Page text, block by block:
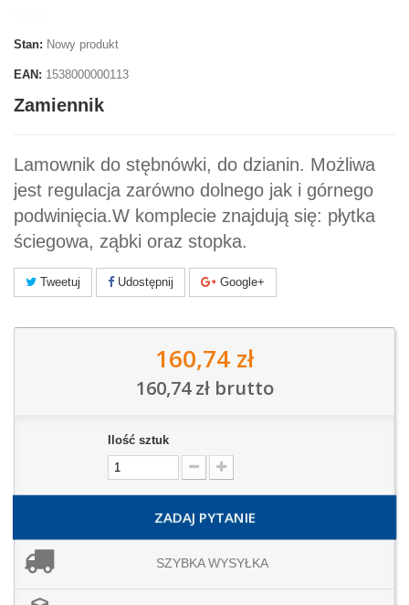
Stan: Nowy produkt
EAN: 1538000000113
Zamiennik
Lamownik do stębnówki, do dzianin. Możliwa
jest regulacja zarówno dolnego jak i górnego
podwinięcia.W komplecie znajdują się: płytka
ściegowa, ząbki oraz stopka.
Tweetuj Udostępnij Google+
160,74 zł
160,74 złbrutto
Ilość sztuk
ZADAJ PYTANIE
SZYBKA WYSYŁKA